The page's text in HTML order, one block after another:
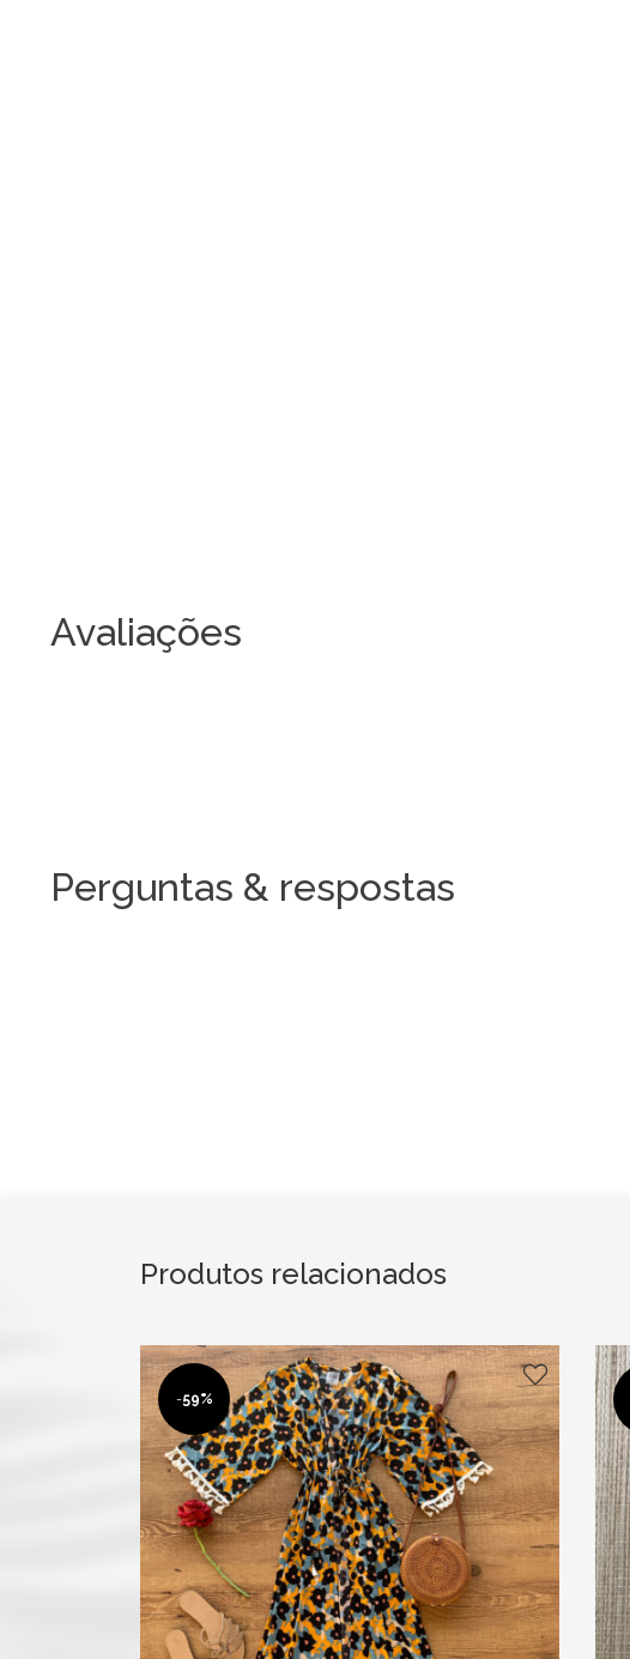
Avaliações
Perguntas & respostas
Produtos relacionados
-59%